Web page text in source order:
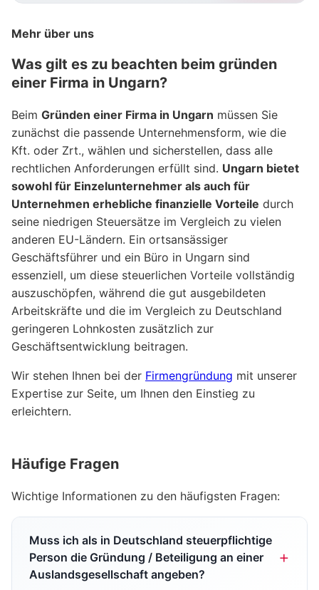
Mehr über uns
Was gilt es zu beachten beim gründen
einer Firma in Ungarn?
Beim Gründen einer Firma in Ungarn müssen Sie
zunächst die passende Unternehmensform, wie die
Kft. oder Zrt., wählen und sicherstellen, dass alle
rechtlichen Anforderungen erfüllt sind. Ungarn bietet
sowohl für Einzelunternehmer als auch für
Unternehmen erhebliche finanzielle Vorteile durch
seine niedrigen Steuersätze im Vergleich zu vielen
anderen EU-Ländern. Ein ortsansässiger
Geschäftsführer und ein Büro in Ungarn sind
essenziell, um diese steuerlichen Vorteile vollständig
auszuschöpfen, während die gut ausgebildeten
Arbeitskräfte und die im Vergleich zu Deutschland
geringeren Lohnkosten zusätzlich zur
Geschäftsentwicklung beitragen.
Wir stehen Ihnen bei der Firmengründung mit unserer
Expertise zur Seite, um Ihnen den Einstieg zu
erleichtern.
Häufige Fragen
Wichtige Informationen zu den häufigsten Fragen:
Muss ich als in Deutschland steuerpflichtige
Person die Gründung / Beteiligung an einer
Auslandsgesellschaft angeben?